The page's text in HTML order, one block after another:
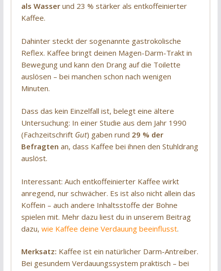
als Wasserund 23 % stärker als entkoffeinierter
Kaffee.
Dahinter steckt der sogenannte gastrokolische
Reflex. Kaffee bringt deinen Magen-Darm-Trakt in
Bewegung und kann den Drang auf die Toilette
auslösen – bei manchen schon nach wenigen
Minuten.
Dass das kein Einzelfall ist, belegt eine ältere
Untersuchung: In einer Studie aus dem Jahr 1990
(Fachzeitschrift Gut) gaben rund 29 % der
Befragten an, dass Kaffee bei ihnen den Stuhldrang
auslöst.
Interessant: Auch entkoffeinierter Kaffee wirkt
anregend, nur schwächer. Es ist also nicht allein das
Koffein – auch andere Inhaltsstoffe der Bohne
spielen mit. Mehr dazu liest du in unserem Beitrag
dazu, wie Kaffee deine Verdauung beeinflusst.
Merksatz: Kaffee ist ein natürlicher Darm-Antreiber.
Bei gesundem Verdauungssystem praktisch – bei